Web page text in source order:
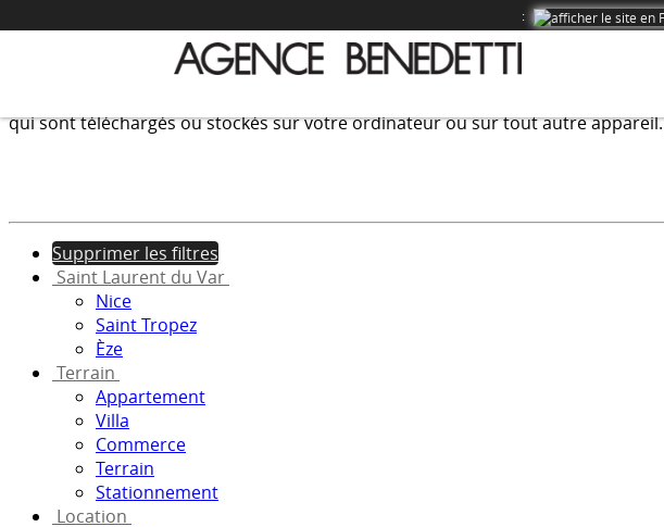
qui sont téléchargés ou stockés sur votre ordinateur ou sur tout autre appareil.
:
Supprimer les filtres
Saint Laurent du Var
Nice
Saint Tropez
Èze
Terrain
Appartement
Villa
Commerce
Terrain
Stationnement
Location